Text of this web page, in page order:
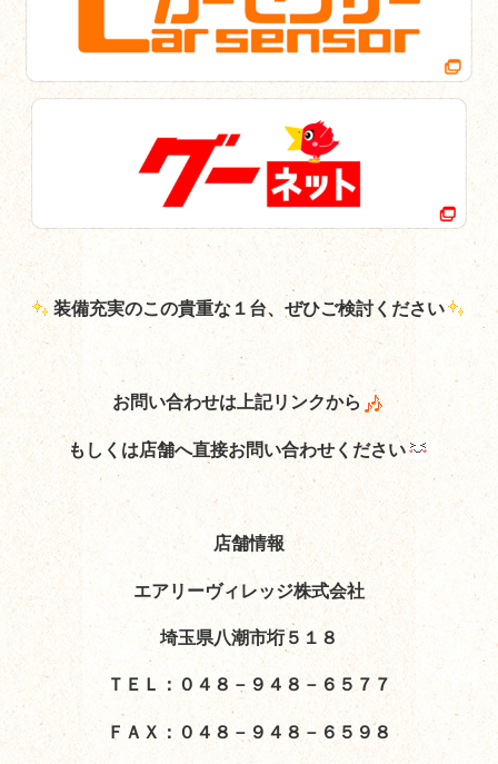
装備充実のこの貴重な１台、ぜひご検討ください
お問い合わせは上記リンクから
もしくは店舗へ直接お問い合わせください
店舗情報
エアリーヴィレッジ株式会社
埼玉県八潮市垳５１８
ＴＥＬ：０４８－９４８－６５７７
ＦＡＸ：０４８－９４８－６５９８